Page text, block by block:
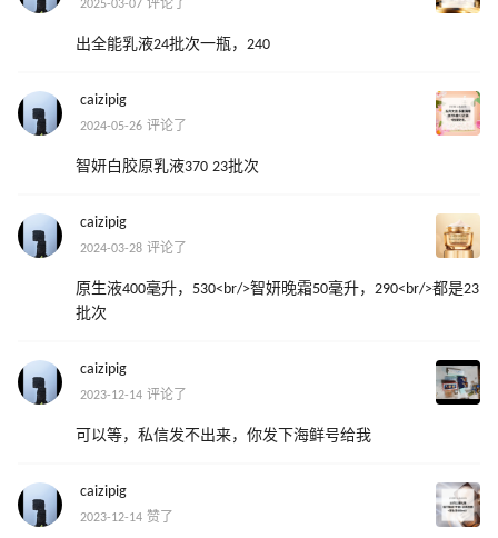
2025-03-07 评论了
出全能乳液24批次一瓶，240
caizipig
2024-05-26 评论了
智妍白胶原乳液370 23批次
caizipig
2024-03-28 评论了
原生液400毫升，530<br/>智妍晚霜50毫升，290<br/>都是23
批次
caizipig
2023-12-14 评论了
可以等，私信发不出来，你发下海鲜号给我
caizipig
2023-12-14 赞了